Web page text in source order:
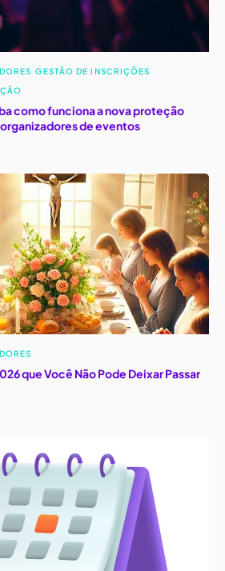
GESTÃO DE INSCRIÇÕES
como funciona a nova proteção
de eventos
que Você Não Pode Deixar Passar